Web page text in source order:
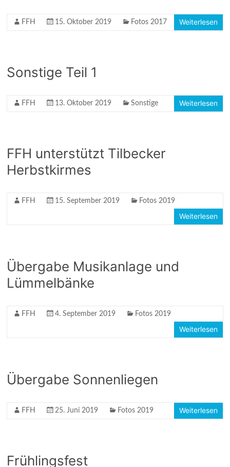
FFH 15. Oktober 2019 Fotos 2017 Weiterlesen
Sonstige Teil 1
FFH 13. Oktober 2019 Sonstige Weiterlesen
FFH unterstützt Tilbecker
Herbstkirmes
FFH 15. September 2019 Fotos 2019
Weiterlesen
Übergabe Musikanlage und
Lümmelbänke
FFH 4. September 2019 Fotos 2019
Weiterlesen
Übergabe Sonnenliegen
FFH 25. Juni 2019 Fotos 2019 Weiterlesen
Frühlingsfest